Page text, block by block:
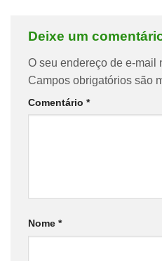
Deixe um
O seu endereço de e-mail
Campos obrigatórios são
Comentário *
Nome *